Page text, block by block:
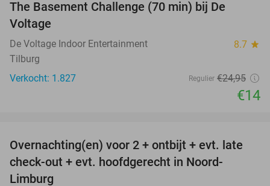
The Basement Challenge (70 min) bij De
Voltage
De Voltage Indoor Entertainment 8.7 star
Tilburg
Verkocht: 1.827
Regulier €24,95
€14
42%
Overnachting(en) voor 2 + ontbijt + evt. late
check-out + evt. hoofdgerecht in Noord-
Limburg